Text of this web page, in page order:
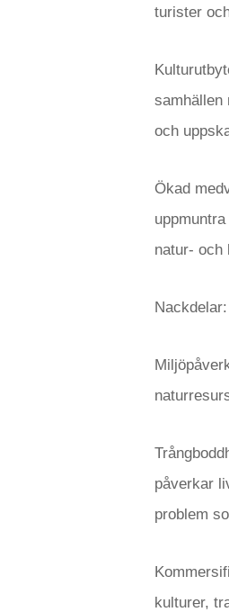
turister
samhällen
och
Ökad
natur- och
Nackdelar:
påverkar
problem
kulturer,